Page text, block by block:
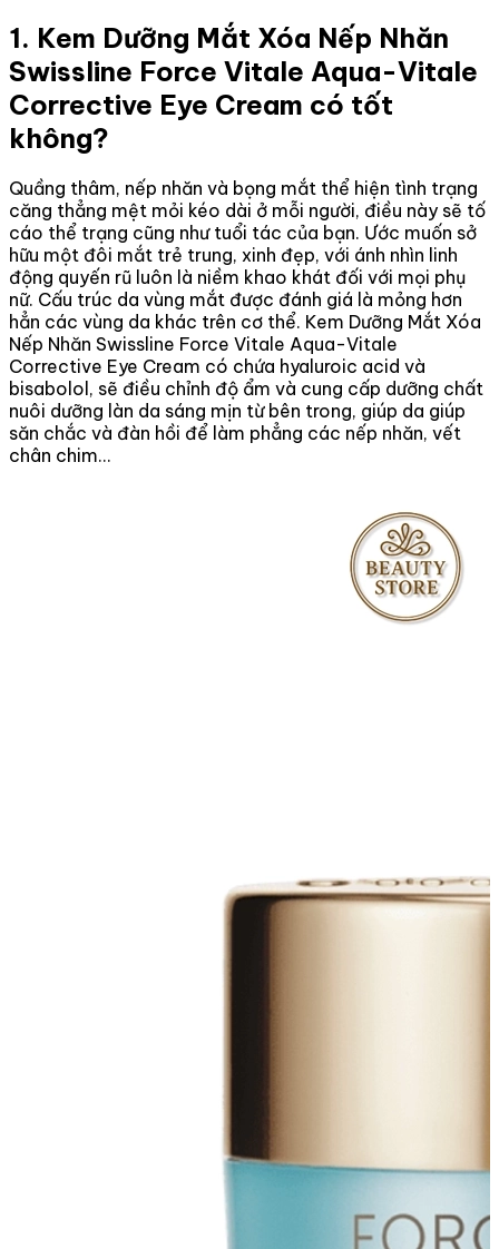
1. Kem Dưỡng Mắt Xóa Nếp Nhăn
Swissline Force Vitale Aqua-Vitale
Corrective Eye Cream có tốt
không?
Quầng thâm, nếp nhăn và bọng mắt thể hiện tình trạng
căng thẳng mệt mỏi kéo dài ở mỗi người, điều này sẽ tố
cáo thể trạng cũng như tuổi tác của bạn. Ước muốn sở
hữu một đôi mắt trẻ trung, xinh đẹp, với ánh nhìn linh
động quyến rũ luôn là niềm khao khát đối với mọi phụ
nữ. Cấu trúc da vùng mắt được đánh giá là mỏng hơn
hẳn các vùng da khác trên cơ thể. Kem Dưỡng Mắt Xóa
Nếp Nhăn Swissline Force Vitale Aqua-Vitale
Corrective Eye Cream có chứa hyaluroic acid và
bisabolol, sẽ điều chỉnh độ ẩm và cung cấp dưỡng chất
nuôi dưỡng làn da sáng mịn từ bên trong, giúp da giúp
săn chắc và đàn hồi để làm phẳng các nếp nhăn, vết
chân chim…